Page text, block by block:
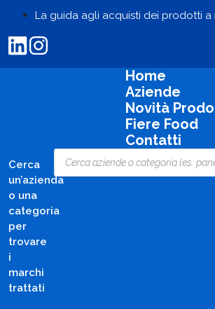
La guida agli acquisti dei prodotti a
Home
Aziende
Novità
Fiere Food
Contatti
Cerca
un’azienda
o una
categoria
per
trovare
i
marchi
trattati